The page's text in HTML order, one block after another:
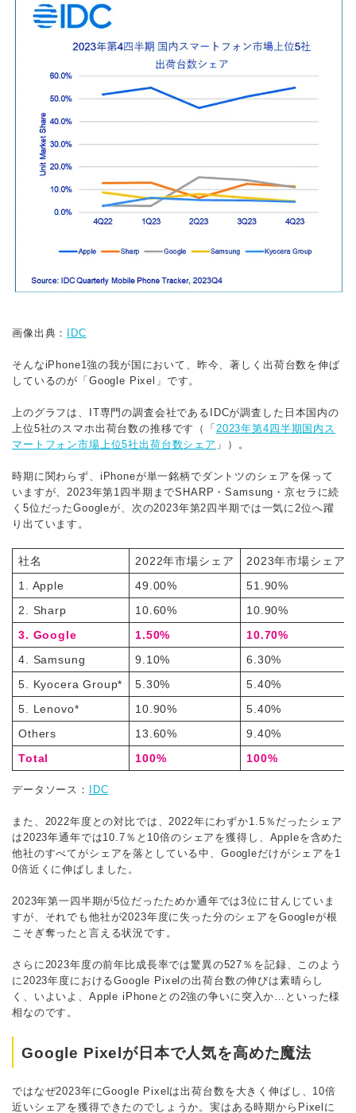
画像出典： IDC
そんなiPhone1強の我が国において、昨今、著しく出荷台数を伸ば
しているのが「Google Pixel」です。
上のグラフは、IT専門の調査会社であるIDCが調査した日本国内の
上位5社のスマホ出荷台数の推移です（「 2023年第4四半期国内ス
マートフォン市場上位5社出荷台数シェア 」）。
時期に関わらず、iPhoneが単一銘柄でダントツのシェアを保って
いますが、2023年第1四半期までSHARP・Samsung・京セラに続
く5位だったGoogleが、次の2023年第2四半期では一気に2位へ躍
り出ています。
社名 2022年市場シェア
2023年市場シェア
1. Apple
49.00%
51.90%
2. Sharp
10.60%
10.90%
3. Google
1.50%
10.70%
4. Samsung
9.10%
6.30%
5. Kyocera Group*
5.30%
5.40%
5. Lenovo*
10.90%
5.40%
Others
13.60%
9.40%
Total
100% 100%
データソース： IDC
また、2022年度との対比では、2022年にわずか1.5％だったシェア
は2023年通年では10.7％と10倍のシェアを獲得し、Appleを含めた
他社のすべてがシェアを落としている中、Googleだけがシェアを1
0倍近くに伸ばしました。
2023年第一四半期が5位だったためか通年では3位に甘んじていま
すが、それでも他社が2023年度に失った分のシェアをGoogleが根
こそぎ奪ったと言える状況です。
さらに2023年度の前年比成長率では驚異の527％を記録、このよう
に2023年度におけるGoogle Pixelの出荷台数の伸びは素晴らし
く、いよいよ、Apple iPhoneとの2強の争いに突入か…といった様
相なのです。
Google Pixelが日本で人気を高めた魔法
ではなぜ2023年にGoogle Pixelは出荷台数を大きく伸ばし、10倍
近いシェアを獲得できたのでしょうか。実はある時期からPixelに